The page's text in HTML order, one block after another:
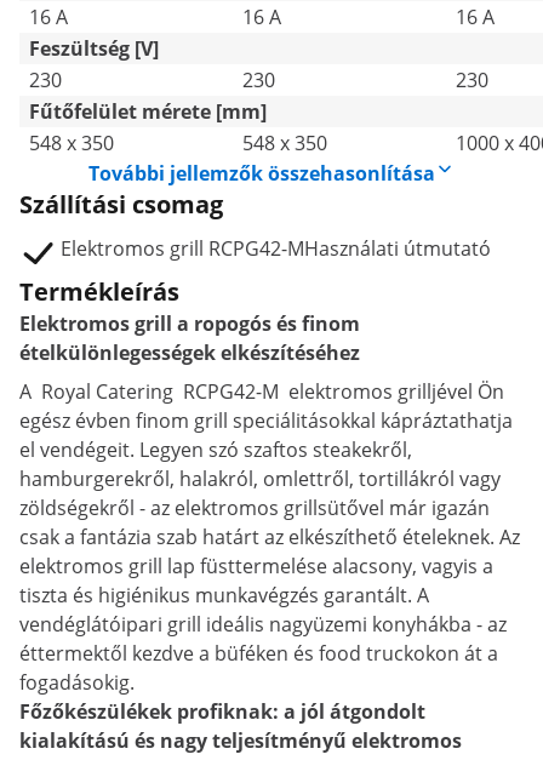
16 A
16 A
16 A
Feszültség [V]
230
230
230
Fűtőfelület mérete [mm]
548 x 350
548 x 350
1000 x
További jellemzők összehasonlítása
Szállítási csomag
Elektromos grill RCPG42-MHasználati útmutató
Termékleírás
Elektromos grill a ropogós és finom
ételkülönlegességek elkészítéséhez
A Royal Catering RCPG42-M elektromos grilljével Ön
egész évben finom grill speciálitásokkal kápráztathatja
el vendégeit. Legyen szó szaftos steakekről,
hamburgerekről, halakról, omlettről, tortillákról vagy
zöldségekről - az elektromos grillsütővel már igazán
csak a fantázia szab határt az elkészíthető ételeknek. Az
elektromos grill lap füsttermelése alacsony, vagyis a
tiszta és higiénikus munkavégzés garantált. A
vendéglátóipari grill ideális nagyüzemi konyhákba - az
éttermektől kezdve a büféken és food truckokon át a
fogadásokig.
Főzőkészülékek profiknak: a jól átgondolt
kialakítású és nagy teljesítményű elektromos